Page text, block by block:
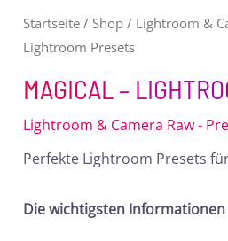
Startseite / Shop / Lightroom &
Lightroom Presets
MAGICAL –
Lightroom & Camera Raw -
Perfekte Lightroom Presets
Die wichtigsten
Magical
-
Presets
Menge